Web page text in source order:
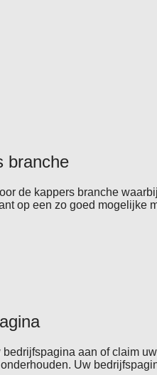
branche
de kappers branche
op een zo goed mogelijke
aan of claim
Uw